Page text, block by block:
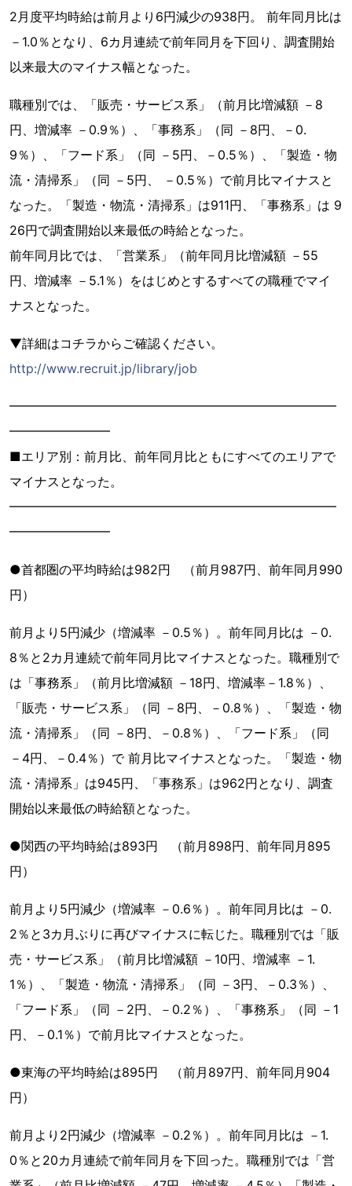
2月度平均時給は前月より6円減少の938円。 前年同月比は
－1.0％となり、6カ月連続で前年同月を下回り、調査開始
以来最大のマイナス幅となった。
職種別では、「販売・サービス系」（前月比増減額 －8
円、増減率 －0.9％）、「事務系」（同 －8円、－0.
9％）、「フード系」（同 －5円、－0.5％）、「製造・物
流・清掃系」（同 －5円、 －0.5％）で前月比マイナスと
なった。「製造・物流・清掃系」は911円、「事務系」は 9
26円で調査開始以来最低の時給となった。
前年同月比では、「営業系」（前年同月比増減額 －55
円、増減率 －5.1％）をはじめとするすべての職種でマイ
ナスとなった。
▼詳細はコチラからご確認ください。
http://www.recruit.jp/library/job
━━━━━━━━━━━━━━━━━━━━━━━━━━
━━━━━━━━
■エリア別：前月比、前年同月比ともにすべてのエリアで
マイナスとなった。
━━━━━━━━━━━━━━━━━━━━━━━━━━
━━━━━━━━
●首都圏の平均時給は982円 （前月987円、前年同月990
円）
前月より5円減少（増減率 －0.5％）。前年同月比は －0.
8％と2カ月連続で前年同月比マイナスとなった。職種別で
は「事務系」（前月比増減額 －18円、増減率－1.8％）、
「販売・サービス系」（同 －8円、－0.8％）、「製造・物
流・清掃系」（同 －8円、－0.8％）、「フード系」（同
－4円、－0.4％）で 前月比マイナスとなった。「製造・物
流・清掃系」は945円、「事務系」は962円となり、調査
開始以来最低の時給額となった。
●関西の平均時給は893円 （前月898円、前年同月895
円）
前月より5円減少（増減率 －0.6％）。前年同月比は －0.
2％と3カ月ぶりに再びマイナスに転じた。職種別では「販
売・サービス系」（前月比増減額 －10円、増減率 －1.
1％）、「製造・物流・清掃系」（同 －3円、－0.3％）、
「フード系」（同 －2円、－0.2％）、「事務系」（同 －1
円、－0.1％）で前月比マイナスとなった。
●東海の平均時給は895円 （前月897円、前年同月904
円）
前月より2円減少（増減率 －0.2％）。前年同月比は －1.
0％と20カ月連続で前年同月を下回った。職種別では「営